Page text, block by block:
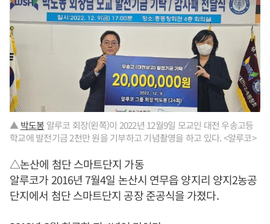
▲ 박도봉 알루코 회장(왼쪽)이 2022년 12월9일 모교인 대전 우송고등
학교에 발전기금 2천만 원을 기부하고 기념촬영을 하고 있다. <알루코>
△논산에 첨단 스마트단지 가동
알루코가 2016년 7월4일 논산시 연무읍 양지리 양지2농공
단지에서 첨단 스마트단지 공장 준공식을 가졌다.